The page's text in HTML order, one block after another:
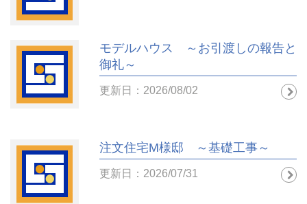
モデルハウス ～お引渡しの報告と
御礼～
更新日：2026/08/02
注文住宅M様邸 ～基礎工事～
更新日：2026/07/31